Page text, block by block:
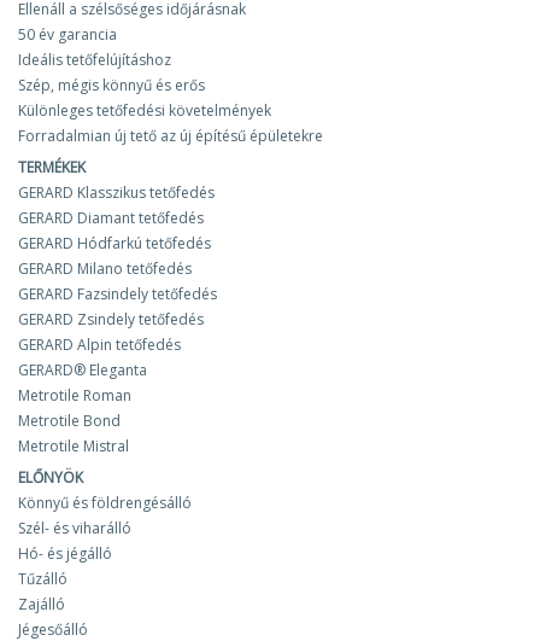
Ellenáll a szélsőséges időjárásnak
50 év garancia
Ideális tetőfelújításhoz
Szép, mégis könnyű és erős
Különleges tetőfedési követelmények
Forradalmian új tető az új építésű épületekre
TERMÉKEK
GERARD Klasszikus tetőfedés
GERARD Diamant tetőfedés
GERARD Hódfarkú tetőfedés
GERARD Milano tetőfedés
GERARD Fazsindely tetőfedés
GERARD Zsindely tetőfedés
GERARD Alpin tetőfedés
GERARD® Eleganta
Metrotile Roman
Metrotile Bond
Metrotile Mistral
ELŐNYÖK
Könnyű és földrengésálló
Szél- és viharálló
Hó- és jégálló
Tűzálló
Zajálló
Jégesőálló